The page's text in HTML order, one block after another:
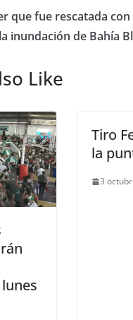
que fue rescatada con
inundación de Bahía
Like
Tiro
la
3